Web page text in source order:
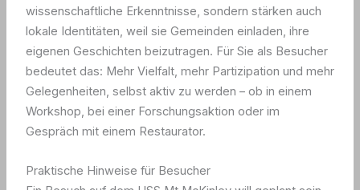
wissenschaftliche Erkenntnisse, sondern stärken auch
lokale Identitäten, weil sie Gemeinden einladen, ihre
eigenen Geschichten beizutragen. Für Sie als Besucher
bedeutet das: Mehr Vielfalt, mehr Partizipation und mehr
Gelegenheiten, selbst aktiv zu werden – ob in einem
Workshop, bei einer Forschungsaktion oder im
Gespräch mit einem Restaurator.
Praktische Hinweise für Besucher